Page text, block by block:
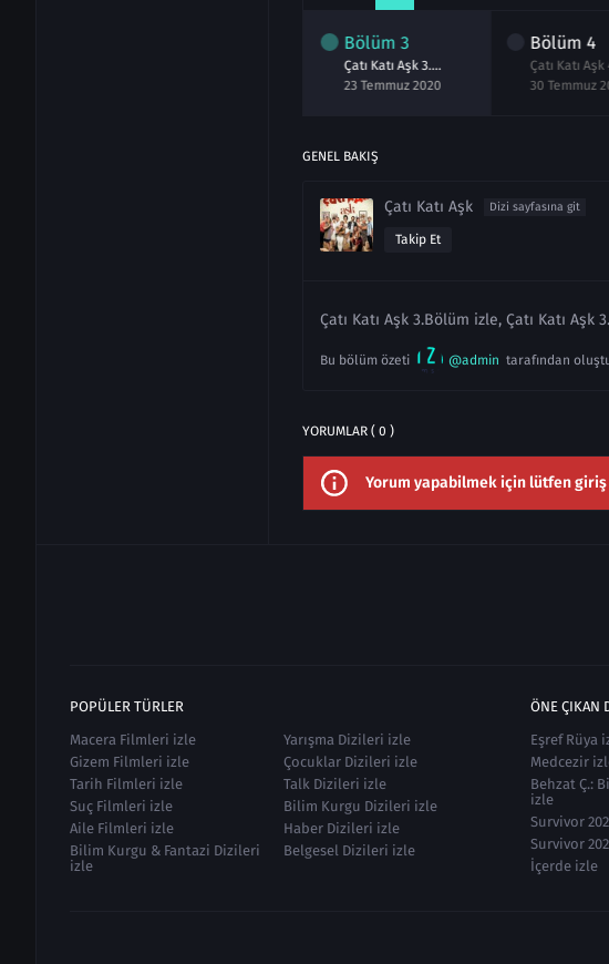
Bölüm3
Çatı Katı Aşk 3.Bölüm izle
23 Temmuz 2020
Bölüm 4
30 Temmuz
GENEL BAKIŞ
Çatı Katı Aşk Dizi sayfasına git
Takip Et
Çatı Katı Aşk 3.Bölüm izle, Çatı Katı
Bu bölüm özeti @admin tarafından
YORUMLAR ( 0 )
Yorum yapabilmek için lütfen giriş
POPÜLER TÜRLER
Macera Filmleri izle
Gizem Filmleri izle
Tarih Filmleri izle
Suç Filmleri izle
Aile Filmleri izle
Bilim Kurgu & Fantazi Dizileri
izle
Yarışma Dizileri izle
Çocuklar Dizileri izle
Talk Dizileri izle
Bilim Kurgu Dizileri izle
Haber Dizileri izle
Belgesel Dizileri izle
ÖNE ÇIKAN
Eşref Rüya
Medcezir
Behzat Ç.:
izle
Survivor
Survivor
İçerde izle